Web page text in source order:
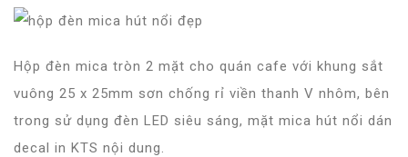
Hộp đèn mica tròn 2 mặt cho quán cafe với khung sắt
vuông 25 x 25mm sơn chống rỉ viền thanh V nhôm, bên
trong sử dụng đèn LED siêu sáng, mặt mica hút nổi dán
decal in KTS nội dung.